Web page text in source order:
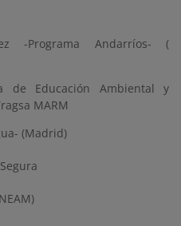
-Programa Andarríos- (
de Educación Ambiental y
MARM
(Madrid)